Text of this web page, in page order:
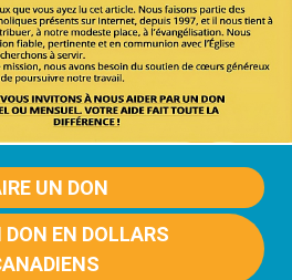
UN DON
DON EN DOLLARS